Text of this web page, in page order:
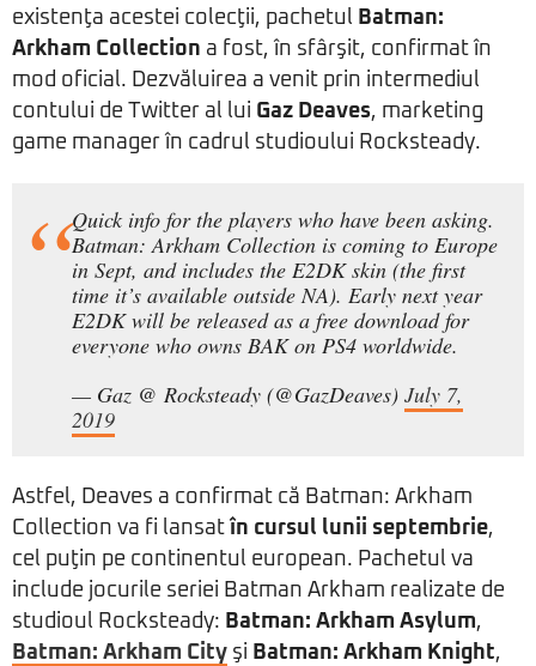
existenţa acestei colecţii, pachetul Batman:
Arkham Collection a fost, în sfârşit, confirmat în
mod oficial. Dezvăluirea a venit prin intermediul
contului de Twitter al lui Gaz Deaves, marketing
game manager în cadrul studioului Rocksteady.
Quick info for the players who have been asking.
Batman: Arkham Collection is coming to Europe
in Sept, and includes the E2DK skin (the first
time it’s available outside NA). Early next year
E2DK will be released as a free download for
everyone who owns BAK on PS4 worldwide.
— Gaz @ Rocksteady (@GazDeaves) July 7,
2019
Astfel, Deaves a confirmat că Batman: Arkham
Collection va fi lansat în cursul lunii septembrie,
cel puţin pe continentul european. Pachetul va
include jocurile seriei Batman Arkham realizate de
studioul Rocksteady: Batman: Arkham Asylum,
Batman: Arkham City şi Batman: Arkham Knight,